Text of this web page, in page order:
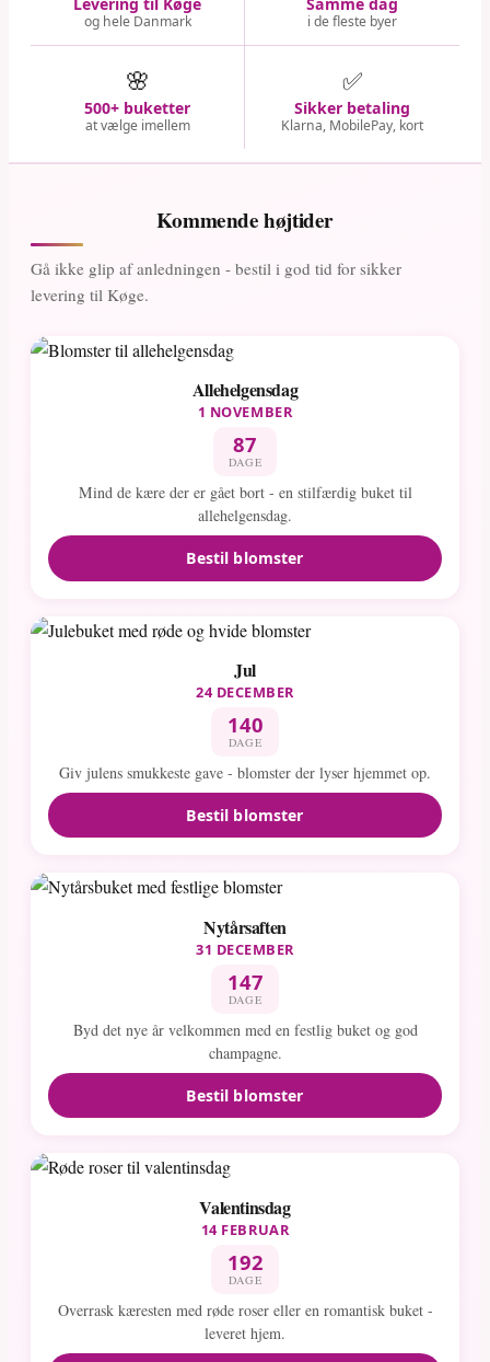
og hele Danmark i de fleste byer
🌸
500+ buketter
at vælge imellem
✅
Sikker betaling
Klarna, MobilePay, kort
Kommende højtider
Gå ikke glip af anledningen - bestil i god tid for sikker
levering til Køge.
Allehelgensdag
1 NOVEMBER
87
DAGE
Mind de kære der er gået bort - en stilfærdig buket til
allehelgensdag.
Bestil blomster
Jul
24 DECEMBER
140
DAGE
Giv julens smukkeste gave - blomster der lyser hjemmet op.
Bestil blomster
Nytårsaften
31 DECEMBER
147
DAGE
Byd det nye år velkommen med en festlig buket og god
champagne.
Bestil blomster
Valentinsdag
14 FEBRUAR
192
DAGE
Overrask kæresten med røde roser eller en romantisk buket -
leveret hjem.